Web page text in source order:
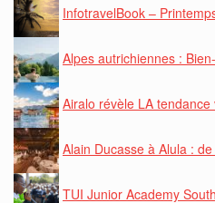
InfotravelBook –
Alpes autrichiennes :
Airalo révèle LA tendance
Alain Ducasse à Alula : de
TUI Junior Academy